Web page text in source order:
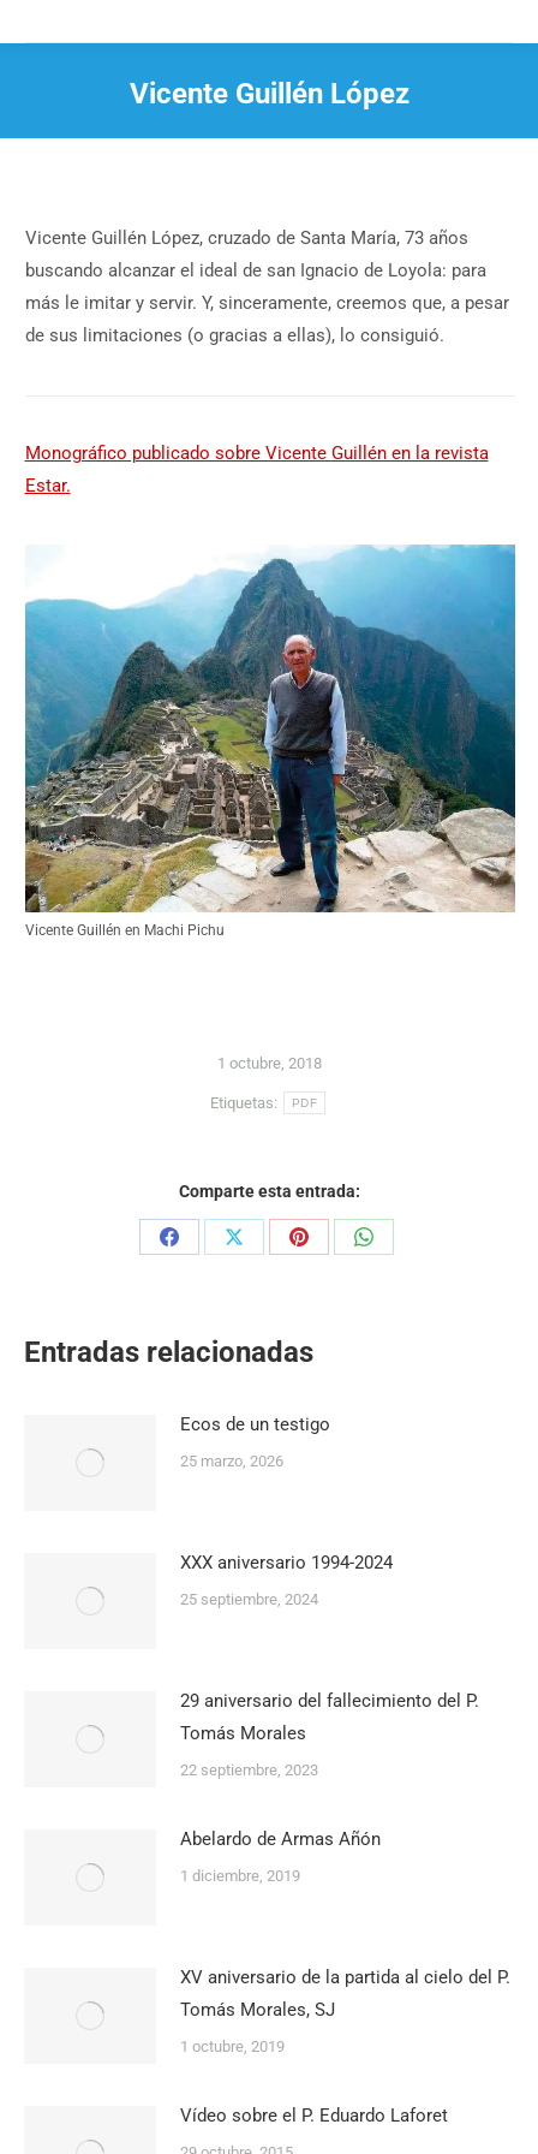
Vicente Guillén López
Vicente Guillén López, cruzado de Santa María, 73 años
buscando alcanzar el ideal de san Ignacio de Loyola: para
más le imitar y servir. Y, sinceramente, creemos que, a pesar
de sus limitaciones (o gracias a ellas), lo consiguió.
Monográfico publicado sobre Vicente Guillén en la revista
Estar.
Vicente Guillén en Machi Pichu
1 octubre, 2018
Etiquetas: PDF
Comparte esta entrada:
Share
Share
Share
Share
Entradas relacionadas
Ecos de un testigo
25 marzo, 2026
XXX aniversario 1994-2024
25 septiembre, 2024
29 aniversario del fallecimiento del P.
Tomás Morales
22 septiembre, 2023
Abelardo de Armas Añón
1 diciembre, 2019
XV aniversario de la partida al cielo del P.
Tomás Morales, SJ
1 octubre, 2019
Vídeo sobre el P. Eduardo Laforet